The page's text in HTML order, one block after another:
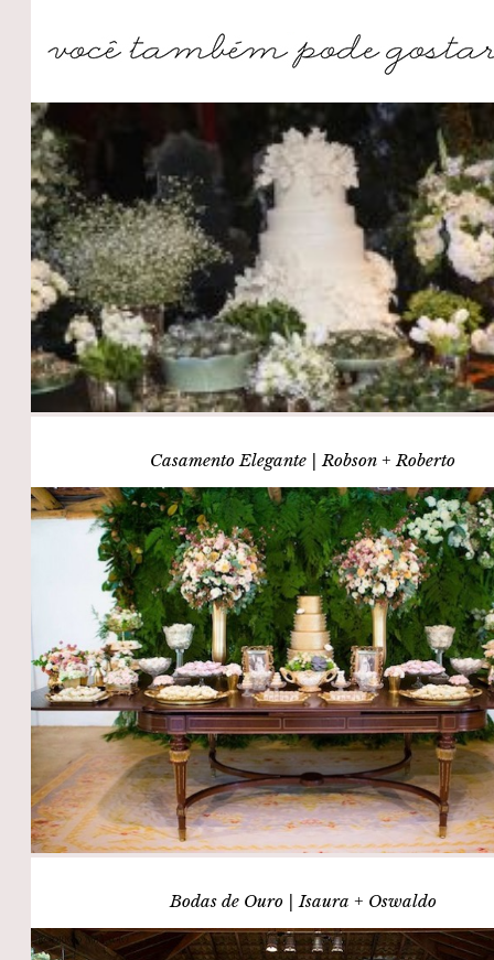
Casamento Elegante | Robson + Roberto
Bodas de Ouro | Isaura + Oswaldo